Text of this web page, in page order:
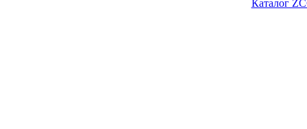
Каталог